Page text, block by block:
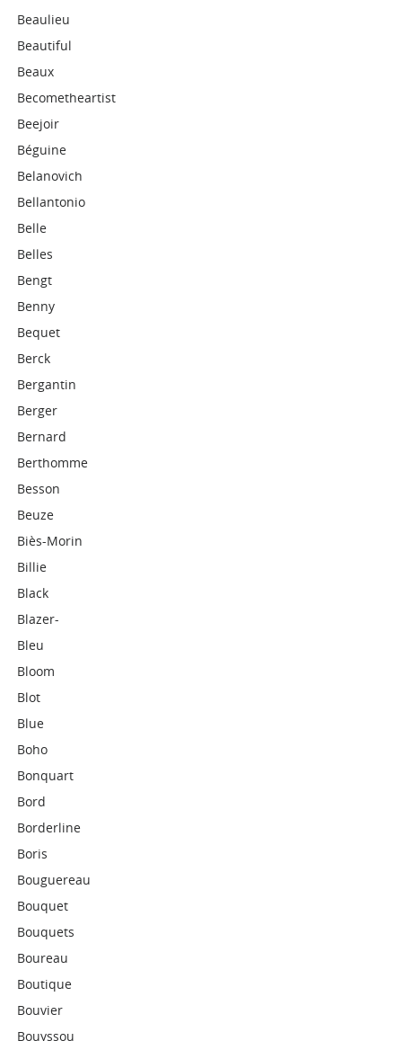
Beaulieu
Beautiful
Beaux
Becometheartist
Beejoir
Béguine
Belanovich
Bellantonio
Belle
Belles
Bengt
Benny
Bequet
Berck
Bergantin
Berger
Bernard
Berthomme
Besson
Beuze
Biès-Morin
Billie
Black
Blazer-
Bleu
Bloom
Blot
Blue
Boho
Bonquart
Bord
Borderline
Boris
Bouguereau
Bouquet
Bouquets
Boureau
Boutique
Bouvier
Bouyssou